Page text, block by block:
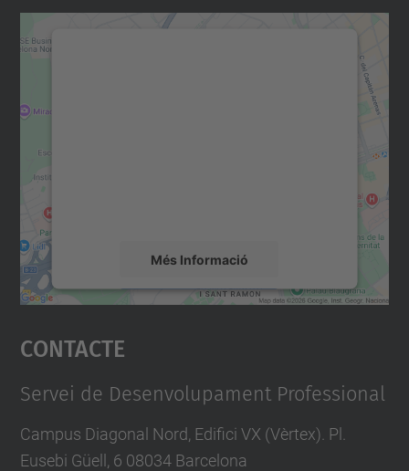
Més Informació
Accepta
powered by
Contacte
Servei de Desenvolupament Professional
Campus Diagonal Nord, Edifici VX (Vèrtex). Pl.
Eusebi Güell, 6 08034 Barcelona